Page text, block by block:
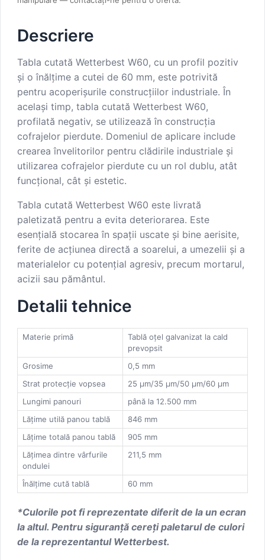
Descriere
Tabla cutată Wetterbest W60, cu un profil pozitiv
și o înălțime a cutei de 60 mm, este potrivită
pentru acoperișurile construcțiilor industriale. În
același timp, tabla cutată Wetterbest W60,
profilată negativ, se utilizează în construcția
cofrajelor pierdute. Domeniul de aplicare include
crearea învelitorilor pentru clădirile industriale și
utilizarea cofrajelor pierdute cu un rol dublu, atât
funcțional, cât și estetic.
Tabla cutată Wetterbest W60 este livrată
paletizată pentru a evita deteriorarea. Este
esențială stocarea în spații uscate și bine aerisite,
ferite de acțiunea directă a soarelui, a umezelii și a
materialelor cu potențial agresiv, precum mortarul,
acizii sau pământul.
Detalii tehnice
Materie primă
Tablă oţel galvanizat la cald
prevopsit
Grosime
0,5 mm
Strat protecție vopsea
25 μm/35 μm/50 μm/60 μm
Lungimi panouri
până la 12.500 mm
Lățime utilă panou tablă
846 mm
Lățime totală panou tablă
905 mm
Lățimea dintre vârfurile
ondulei
211,5 mm
Înălțime cută tablă 60 mm
*Culorile pot fi reprezentate diferit de la un ecran
la altul. Pentru siguranţă cereţi paletarul de culori
de la reprezentantul Wetterbest.